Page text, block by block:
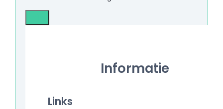
Informatie
Links